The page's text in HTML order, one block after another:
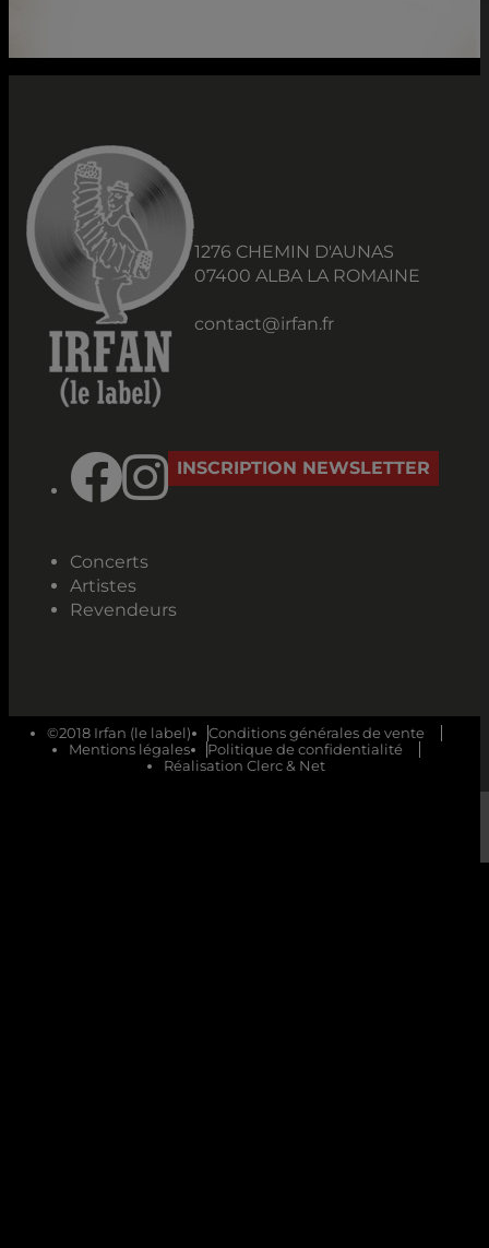
1276 CHEMIN D'AUNAS
07400 ALBA LA ROMAINE
contact@irfan.fr
INSCRIPTION NEWSLETTER
Concerts
Artistes
Revendeurs
©2018 Irfan (le label)
Conditions générales de vente
Mentions légales
Politique de confidentialité
Réalisation Clerc & Net